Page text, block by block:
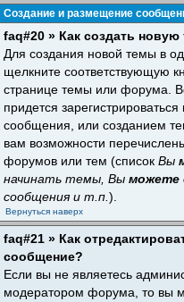
Создание и размещение
faq#20 » Как создать новую
Для создания новой темы в
щелкните соответствующую
странице темы или форума.
придется
сообщения, или созданием
вам возможности
форумов или тем (список Вы
начинать темы, Вы можете
сообщения и т.п. ).
Вернуться наверх
faq#21 » Как
сообщение?
Если вы не являетесь
модератором форума, то вы